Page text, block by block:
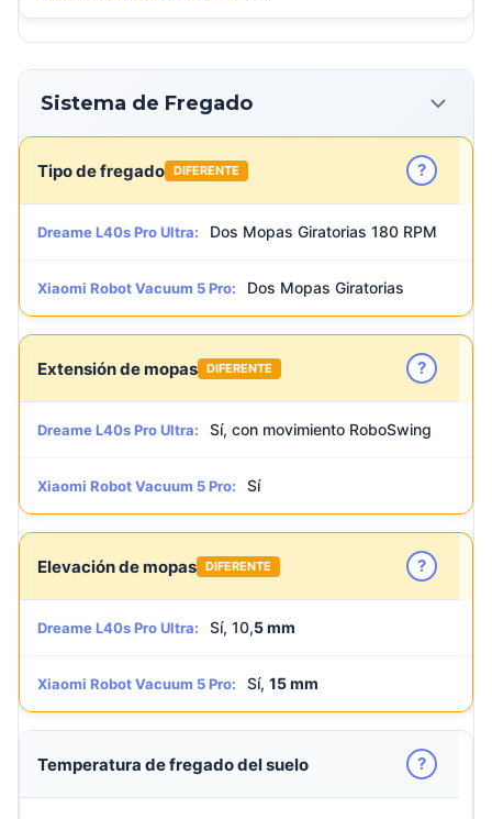
Sistema de Fregado
Tipo de fregado DIFERENTE ?
Dreame L40s Pro Ultra: Dos Mopas Giratorias 180 RPM
Xiaomi Robot Vacuum 5 Pro: Dos Mopas Giratorias
Extensión de mopas DIFERENTE ?
Dreame L40s Pro Ultra: Sí, con movimiento RoboSwing
Xiaomi Robot Vacuum 5 Pro: Sí
Elevación de mopas DIFERENTE ?
Dreame L40s Pro Ultra: Sí, 10,5 mm
Xiaomi Robot Vacuum 5 Pro: Sí, 15 mm
Temperatura de fregado del suelo ?